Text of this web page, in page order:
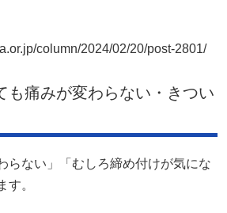
column/2024/02/20/post-2801/
も痛みが変わらない・きつい
らない」「むしろ締め付けが気にな
す。